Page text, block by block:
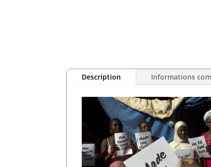
Description Informations